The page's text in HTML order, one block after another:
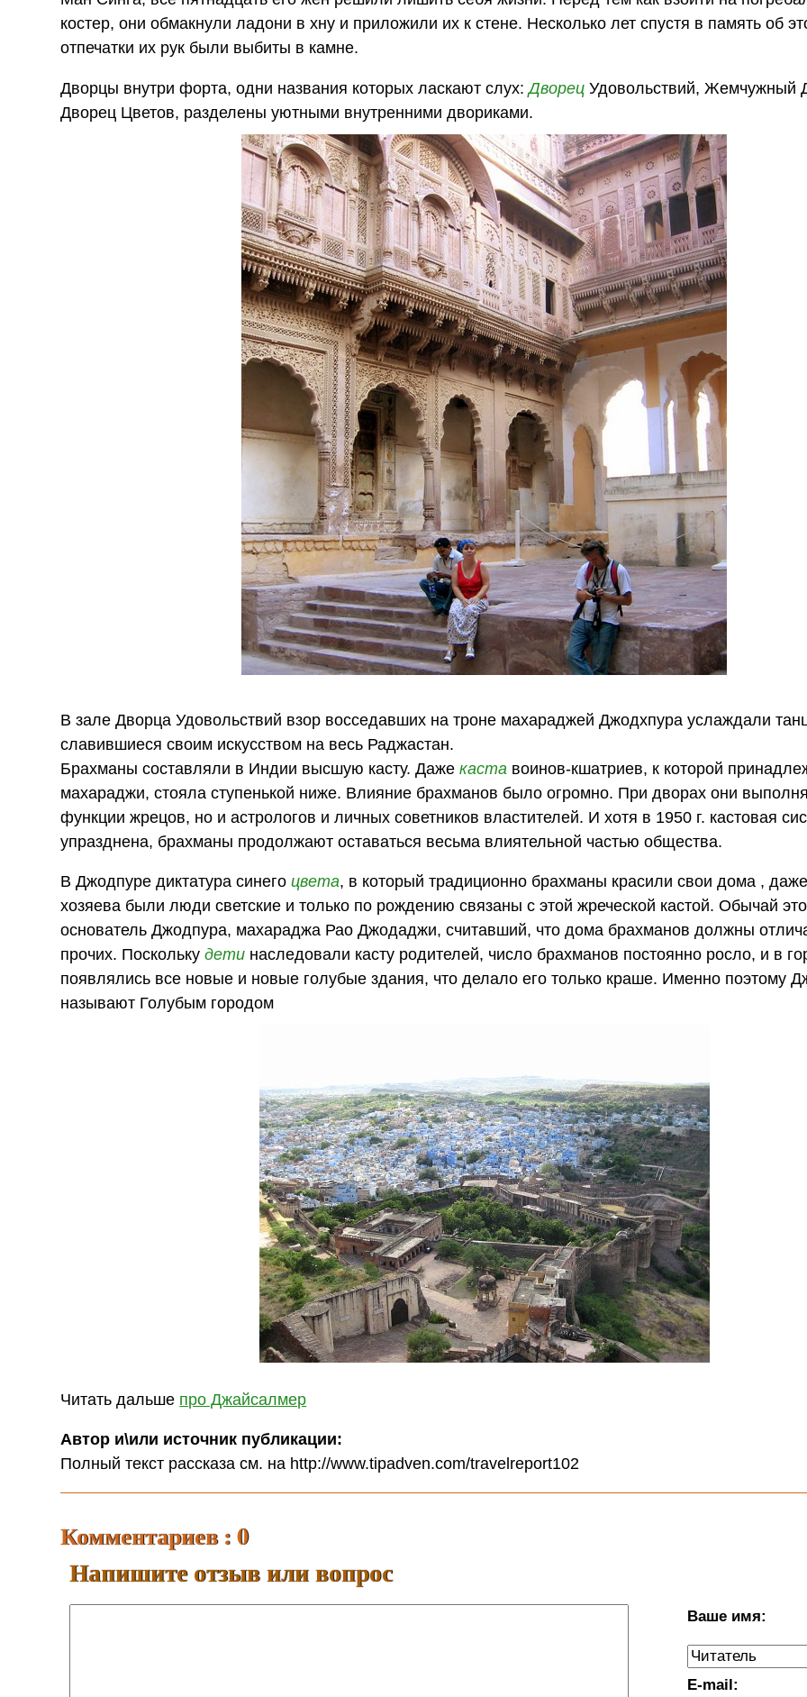
костер, они обмакнули ладони в хну и приложили их к стене. Несколько лет спустя в память об
отпечатки их рук были выбиты в камне.
Дворцы внутри форта, одни названия которых ласкают слух:Дворец Удовольствий, Жемчужный
Дворец Цветов, разделены уютными внутренними двориками.
В зале Дворца Удовольствий взор восседавших на троне махараджей Джодхпура услаждали
славившиеся своим искусством на весь Раджастан.
Брахманы составляли в Индии высшую касту. Дажекаста воинов-кшатриев, к которой
махараджи, стояла ступенькой ниже. Влияние брахманов было огромно. При дворах они
функции жрецов, но и астрологов и личных советников властителей. И хотя в 1950 г. кастовая
упразднена, брахманы продолжают оставаться весьма влиятельной частью общества.
В Джодпуре диктатура синегоцвета, в который традиционно брахманы красили свои дома ,
хозяева были люди светские и только по рождению связаны с этой жреческой кастой. Обычай
основатель Джодпура, махараджа Рао Джодаджи, считавший, что дома брахманов должны
прочих. Посколькудети наследовали касту родителей, число брахманов постоянно росло, и в
появлялись все новые и новые голубые здания, что делало его только краше. Именно поэтому
называют Голубым городом
Читать дальше про Джайсалмер
Автор и\или источник публикации:
Полный текст рассказа см. на http://www.tipadven.com/travelreport102
Комментариев : 0
Напишите отзыв или вопрос
Ваше имя:
E-mail: